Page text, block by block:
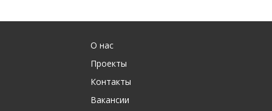
О нас
Проекты
Контакты
Вакансии